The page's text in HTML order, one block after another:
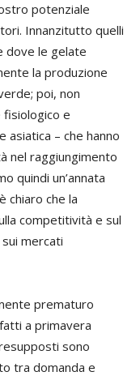
potenziale
Innanzitutto quelli
dove le gelate
la produzione
poi, non
e
– che hanno
nel raggiungimento
quindi un’annata
chiaro che la
competitività e sul
mercati
prematuro
a primavera
sono
tra domanda e